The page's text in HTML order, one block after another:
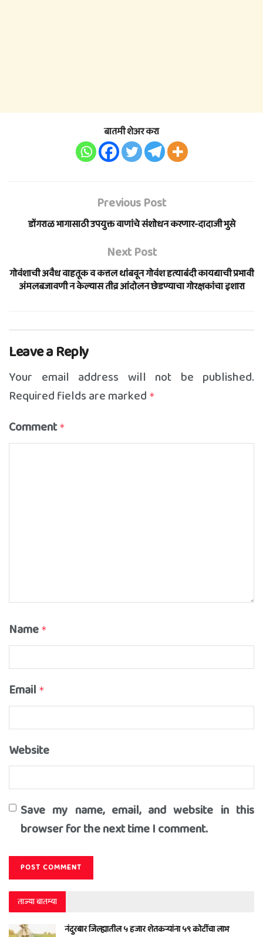
बातमी शेअर करा
Previous Post
डोंगराळ भागासाठी उपयुक्त वाणांचे संशोधन करणार-दादाजी भुसे
Next Post
गोवंशाची अवैध वाहतूक व कत्तल थांबवून गोवंश हत्याबंदी कायद्याची प्रभावी
अंमलबजावणी न केल्यास तीव्र आंदोलन छेडण्याचा गोरक्षकांचा इशारा
Leave a Reply
Your email address will not be published.
Required fields are marked *
Comment *
Name *
Email *
Website
Save my name, email, and website in this
browser for the next time I comment.
ताज्या बातम्या
नंदुरबार जिल्ह्यातील ५ हजार शेतकऱ्यांना ५९ कोटींचा लाभ